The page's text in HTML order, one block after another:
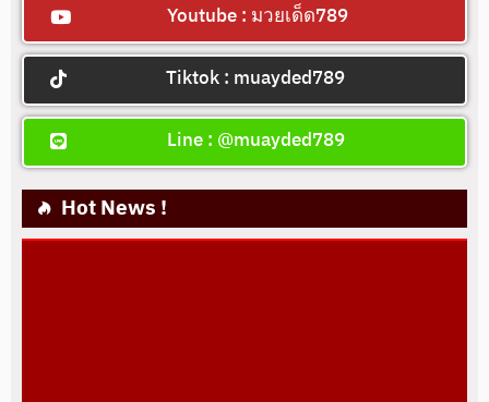
Youtube : มวยเด็ด789
Tiktok : muayded789
Line : @muayded789
Hot News !